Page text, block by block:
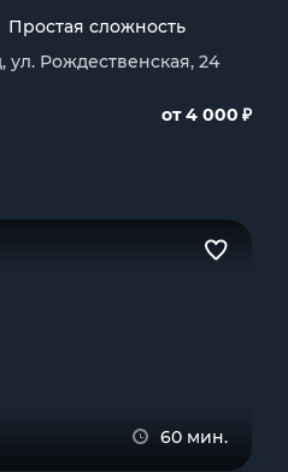
Простая сложность
Рождественская, 24
от 4 000 ₽
60 мин.